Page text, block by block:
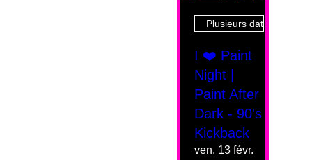
Plusieurs dates
I ❤️ Paint
Night |
Paint After
Dark - 90's
Kickback
ven. 13 févr.